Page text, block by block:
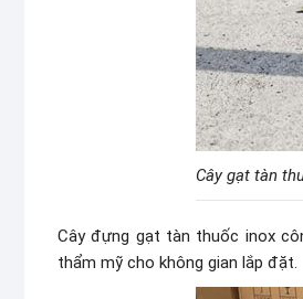
Cây gạt tàn
Cây đựng gạt tàn thuốc inox
thẩm mỹ cho không gian lắp đặt.